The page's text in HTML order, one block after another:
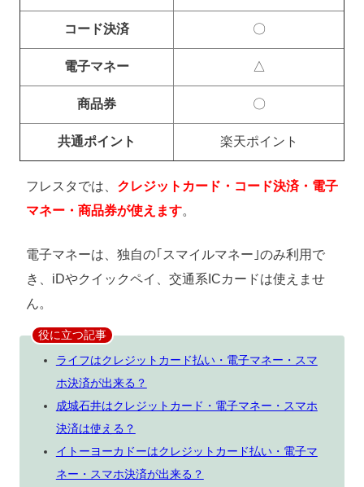
コード決済 〇
電子マネー △
商品券 〇
共通ポイント 楽天ポイント
フレスタでは、 クレジットカード・コード決済・電子
マネー・商品券が使えます。
電子マネーは、独自の｢スマイルマネー｣のみ利用で
き、iDやクイックペイ、交通系ICカードは使えませ
ん。
役に立つ記事
ライフはクレジットカード払い・電子マネー・スマ
ホ決済が出来る？
成城石井はクレジットカード・電子マネー・スマホ
決済は使える？
イトーヨーカドーはクレジットカード払い・電子マ
ネー・スマホ決済が出来る？